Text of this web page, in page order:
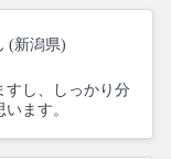
(新潟県)
すし、しっかり分
ます。